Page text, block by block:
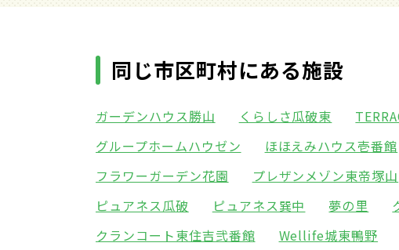
同じ市区町村にある施設
ガーデンハウス勝山 くらしさ瓜破東
グループホームハウゼン
ほほえみハウス壱番館
フラワーガーデン花園
プレザンメゾン東帝塚山
ピュアネス瓜破
ピュアネス巽中 夢の里
クランコート東住吉弐番館
Wellife城東鴨野